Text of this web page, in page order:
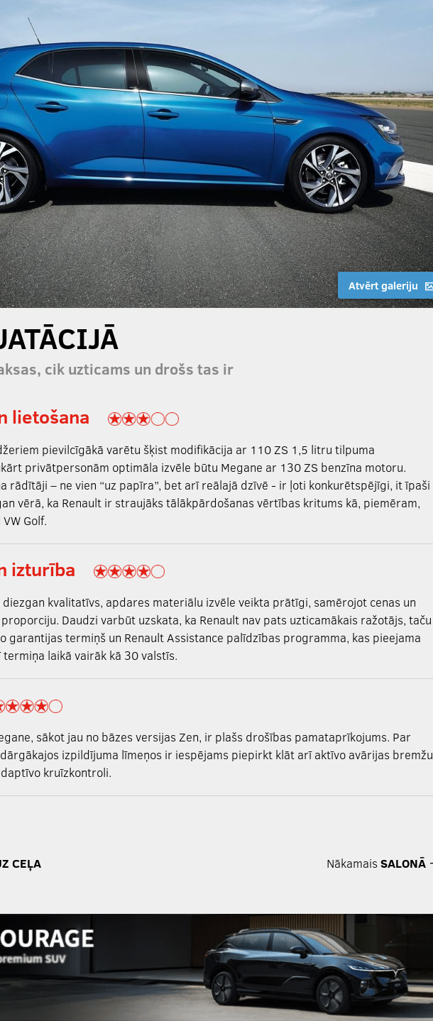
Atvērt galeriju
cik uzticams un drošs tas ir
lietošana
pievilcīgākā varētu šķist modifikācija ar 110 ZS 1,5 litru tilpuma
privātpersonām optimāla izvēle būtu Megane ar 130 ZS benzīna motoru.
rādītāji – ne vien “uz papīra”, bet arī reālajā dzīvē - ir ļoti konkurētspējīgi, it īpaši
vērā, ka Renault ir straujāks tālākpārdošanas vērtības kritums kā, piemēram,
Golf.
izturība
kvalitatīvs, apdares materiālu izvēle veikta prātīgi, samērojot cenas un
Daudzi varbūt uzskata, ka Renault nav pats uzticamākais ražotājs, taču
garantijas termiņš un Renault Assistance palīdzības programma, kas pieejama
laikā vairāk kā 30 valstīs.
sākot jau no bāzes versijas Zen, ir plašs drošības pamataprīkojums. Par
izpildījuma līmeņos ir iespējams piepirkt klāt arī aktīvo avārijas bremžu
kruīzkontroli.
CEĻA Nākamais SALONĀ